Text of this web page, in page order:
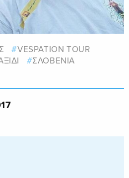
VESPATION TOUR
ΣΛΟΒΕΝΙΑ